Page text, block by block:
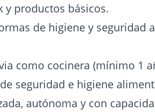
y productos básicos.
de higiene y seguridad
como cocinera (mínimo 1
seguridad e higiene
autónoma y con